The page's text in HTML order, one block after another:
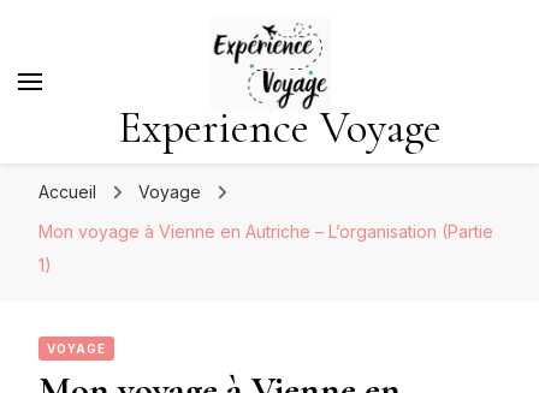
Experience Voyage
Accueil
Voyage
Mon voyage à Vienne en Autriche – L’organisation (Partie
1)
VOYAGE